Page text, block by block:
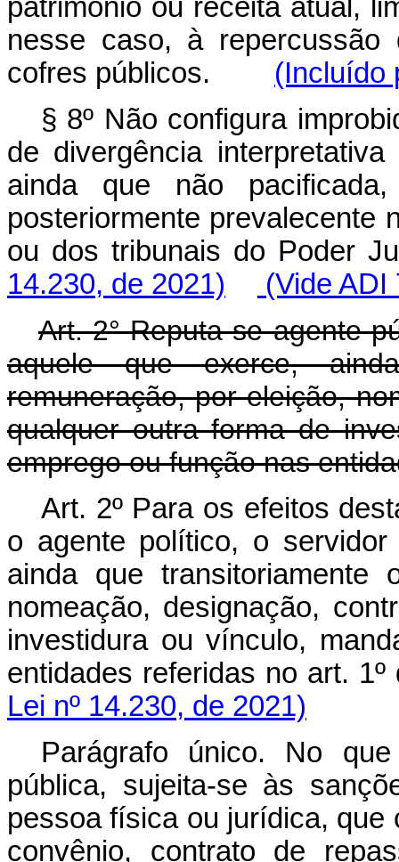
patrimônio ou receita atual,
nesse caso, à
cofres públicos. (Incluído
§ 8º Não configura
de divergência
ainda que não
posteriormente prevalecente
ou dos tribunais do
14.230, de 2021)
(Vide ADI
Art. 2° Reputa-se agente
aquele que exerce,
remuneração, por eleição,
qualquer outra forma de
emprego ou função nas
Art. 2º Para os efeitos
o agente político, o
ainda que transitoriamente
nomeação, designação,
investidura ou vínculo,
entidades referidas no
Lei nº 14.230, de 2021)
Parágrafo único. No
pública, sujeita-se às
pessoa física ou jurídica, que
convênio, contrato de